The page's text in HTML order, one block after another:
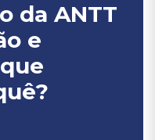
da ANTT
e